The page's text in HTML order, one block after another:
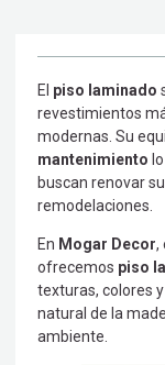
El piso laminado
revestimientos
modernas. Su
mantenimiento
buscan renovar
remodelaciones.
En Mogar Decor,
ofrecemos piso
texturas, colores
natural de la
ambiente.